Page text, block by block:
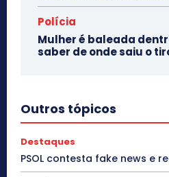
Polícia
Mulher é baleada
saber de onde saiu o
Outros tópicos
Destaques
PSOL contesta fake news e